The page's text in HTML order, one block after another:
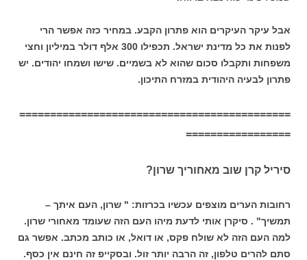
אבל עיקר העיקרים הוא פתרון הקבע. במחיר כזה אפשר הרי
לפנות את כל מדינת ישראל. תכפילו 300 אלף דולר במיליון וחצי
משפחות ותקבלו סכום שהוא לא בשמיים. שישו ושמחו יהודים. יש
פתרון לבעיה היהודית במזרח התיכון.
============================================
=================
סיריל קרן שוב מאחוריך שרון?
רחובות הערים מוצפים עכשיו בכרזות: " שרון, העם איתך –
תמשיך" . סיקרן אותי לדעת מיהו העם הזה שעומד מאחורי שרון.
למה העם הזה לא שולח פקס, או דואל, או כותב מכתב. אפשר גם
סתם להרים טלפון, זה הרבה יותר זול. ובסקייפ זה חינם אין כסף.